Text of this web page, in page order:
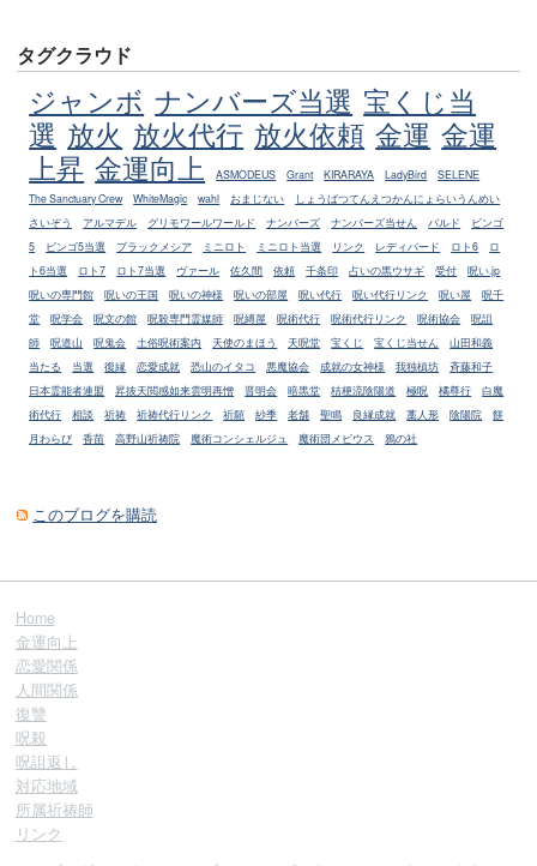
タグクラウド
ジャンボ ナンバーズ当選 宝くじ当
選 放火 放火代行 放火依頼 金運 金運
上昇 金運向上 ASMODEUS Grant KIRARAYA LadyBird
SELENE
The Sanctuary Crew
WhiteMagic wahl おまじない
しょうばつてんえつかんにょらいうんめい
さいぞう
アルマデル グリモワールワールド ナンバーズ ナンバーズ当せん バルド
ビンゴ
5
ビンゴ5当選 ブラックメシア ミニロト ミニロト当選 リンク レディバード ロト6
ロ
ト6当選
ロト7 ロト7当選 ヴァール 佐久間 依頼 千条印 占いの黒ウサギ 受付
呪い.jp
呪いの専門館
呪いの王国 呪いの神様 呪いの部屋 呪い代行 呪い代行リンク 呪い屋
呪千
堂
呪学会 呪文の館 呪殺専門霊媒師 呪縛屋 呪術代行 呪術代行リンク 呪術協会
呪詛
師
呪道山 呪鬼会 土俗呪術案内 天使のまほう 天呪堂 宝くじ 宝くじ当せん
山田和義
当たる
当選 復縁 恋愛成就 恐山のイタコ 悪魔協会 成就の女神様 我独槙坊
斉藤和子
日本霊能者連盟
昇抜天閲感如来雲明再憎 晋明会 暗黒堂 桔梗流陰陽道 極呪 橘尊行
白魔
術代行
相談 祈祷 祈祷代行リンク 祈願 紗季 老舗 聖鳴 良縁成就 藁人形 陰陽院
餅
月わらび
香苗 高野山祈祷院 魔術コンシェルジュ 魔術団メビウス 鴉の社
このブログを購読
Home
金運向上
恋愛関係
人間関係
復讐
呪殺
呪詛返し
対応地域
所属祈祷師
リンク